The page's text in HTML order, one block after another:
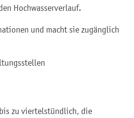
Hochwasserverlauf.
und macht sie zugänglich
zu viertelstündlich, die